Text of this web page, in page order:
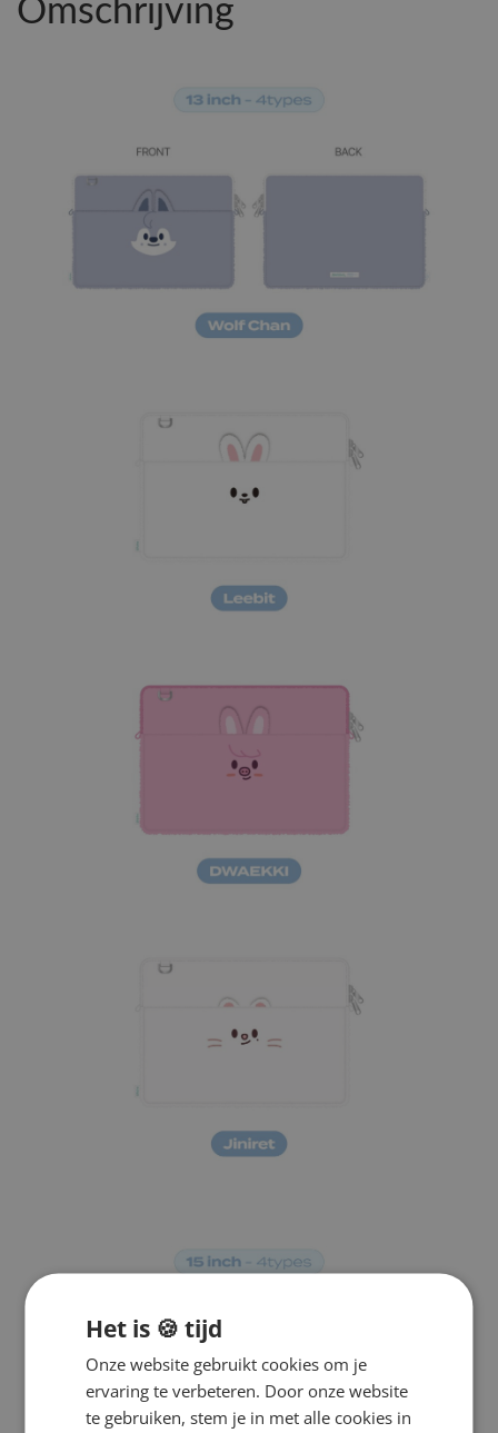
Omschrijving
Het is 🍪 tijd
Onze website gebruikt cookies om je
ervaring te verbeteren. Door onze website
te gebruiken, stem je in met alle cookies in